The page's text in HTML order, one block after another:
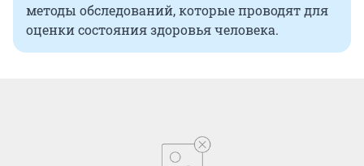
методы обследований, которые проводят для
оценки состояния здоровья человека.